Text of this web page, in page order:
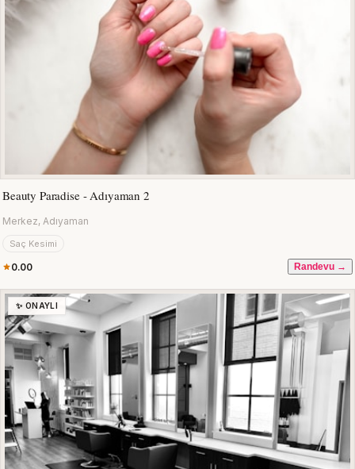
Beauty Paradise - Adıyaman 2
Merkez, Adıyaman
Saç Kesimi
0.00 Randevu →
✨ ONAYLI